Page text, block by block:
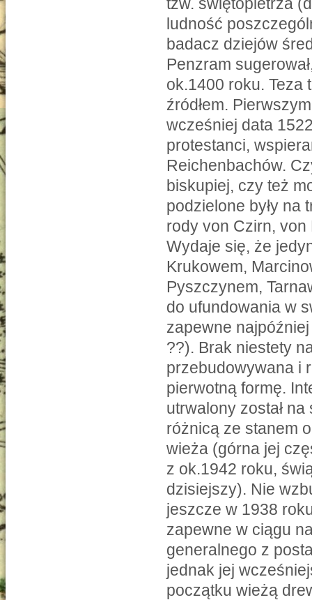
ludność
badacz dziejów
Penzram
ok.1400 roku. Teza
źródłem.
wcześniej data
protestanci,
Reichenbachów.
biskupiej, czy też
podzielone były na
rody von Czirn,
Wydaje się, że
Krukowem,
Pyszczynem,
do ufundowania w
zapewne
??). Brak niestety
przebudowywana i
pierwotną formę.
utrwalony został
różnicą ze stanem
wieża (górna jej
z ok.1942 roku,
dzisiejszy). Nie
jeszcze w 1938
zapewne w ciągu
generalnego z
jednak jej
początku wieżą